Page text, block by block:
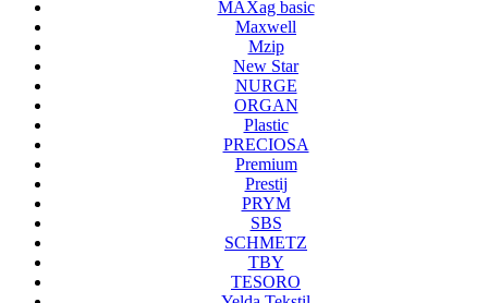
MAXag basic
Maxwell
Mzip
New Star
NURGE
ORGAN
Plastic
PRECIOSA
Premium
Prestij
PRYM
SBS
SCHMETZ
TBY
TESORO